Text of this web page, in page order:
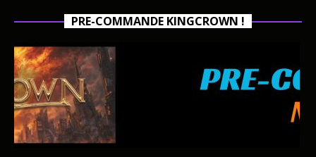
PRE-COMMANDE KINGCROWN !